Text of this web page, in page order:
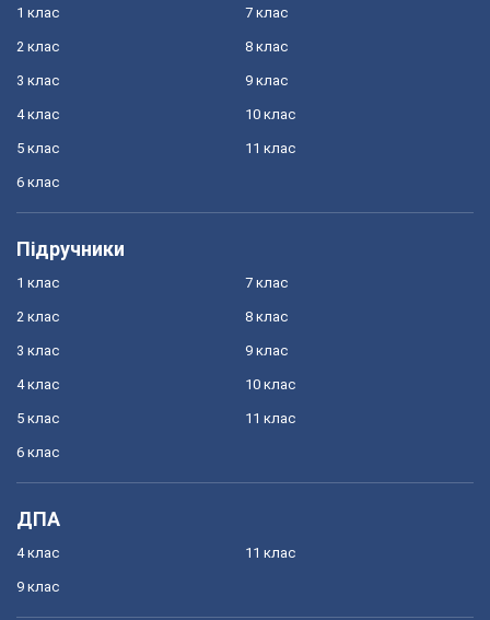
1 клас
2 клас
3 клас
4 клас
5 клас
6 клас
7 клас
8 клас
9 клас
10 клас
11 клас
Підручники
1 клас
2 клас
3 клас
4 клас
5 клас
6 клас
7 клас
8 клас
9 клас
10 клас
11 клас
ДПА
4 клас
9 клас
11 клас